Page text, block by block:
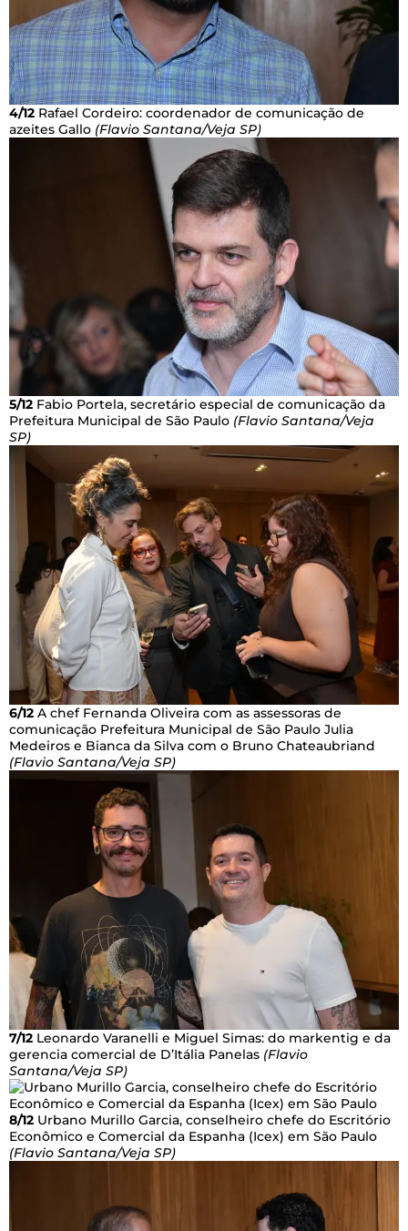
4/12 Rafael Cordeiro: coordenador de comunicação de
azeites Gallo (Flavio Santana/Veja SP)
5/12 Fabio Portela, secretário especial de comunicação da
Prefeitura Municipal de São Paulo (Flavio Santana/Veja
SP)
6/12 A chef Fernanda Oliveira com as assessoras de
comunicação Prefeitura Municipal de São Paulo Julia
Medeiros e Bianca da Silva com o Bruno Chateaubriand
(Flavio Santana/Veja SP)
7/12 Leonardo Varanelli e Miguel Simas: do markentig e da
gerencia comercial de D’Itália Panelas (Flavio
Santana/Veja SP)
8/12 Urbano Murillo Garcia, conselheiro chefe do Escritório
Econômico e Comercial da Espanha (Icex) em São Paulo
(Flavio Santana/Veja SP)